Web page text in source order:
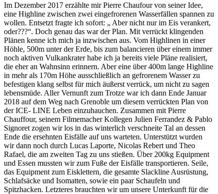
Im Dezember 2017 erzählte mir Pierre Chaufour von seiner Idee,
eine Highline zwischen zwei eingefrorenen Wasserfällen spannen zu
wollen. Entsetzt fragte ich sofort: „ Aber nicht nur im Eis verankert,
oder???“. Doch genau das war der Plan. Mit verrückt klingenden
Plänen kenne ich mich ja inzwischen aus. Vom Highlinen in einer
Höhle, 500m unter der Erde, bis zum balancieren über einem immer
noch aktiven Vulkankrater habe ich ja bereits viele Pläne realisiert,
die eher an Wahnsinn erinnern. Aber eine über 400m lange Highline
in mehr als 170m Höhe ausschließlich an gefrorenem Wasser zu
befestigen klang selbst für mich äußerst verrück, um nicht zu sagen
lebensmüde. Aller Vernunft zum Trotze war ich dann Ende Januar
2018 auf dem Weg nach Grenoble um diesem verrückten Plan von
der ICE- LINE Leben einzuhauchen. Zusammen mit Pierre
Chauffour, seinem Filmemacher Kollegen Julien Ferrandez & Pablo
Signoret zogen wir los in das winterlich verschneite Tal an dessen
Ende die ersehnten Eisfälle auf uns warteten. Unterstützt wurden
wir dann noch durch Lucas Laporte, Nicolas Rebert und Theo
Rafael, die am zweiten Tag zu uns stießen. Über 200kg Equipment
und Essen mussten wir zum Fuße der Eisfälle transportieren. Seile,
das Equipment zum Eisklettern, die gesamte Slackline Ausrüstung,
Schlafsäcke und Isomatten, sowie ein paar Schaufeln und
Spitzhacken. Letzteres brauchten wir um unsere Unterkunft für die